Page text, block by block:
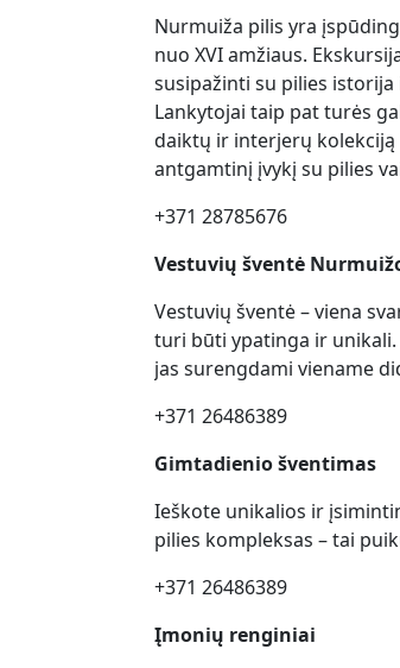
Nurmuiža pilis yra
nuo XVI amžiaus.
susipažinti su pilies
Lankytojai taip pat turės
daiktų ir interjerų
antgamtinį įvykį su pilies
+371 28785676
Vestuvių šventė
Vestuvių šventė – viena
turi būti ypatinga ir unikali.
jas surengdami viename
+371 26486389
Gimtadienio šventimas
Ieškote unikalios ir
pilies kompleksas – tai
+371 26486389
Įmonių renginiai